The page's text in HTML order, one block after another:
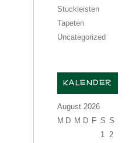
Stuckleisten
Tapeten
Uncategorized
KALENDER
August 2026
M D M D F S S
1
2